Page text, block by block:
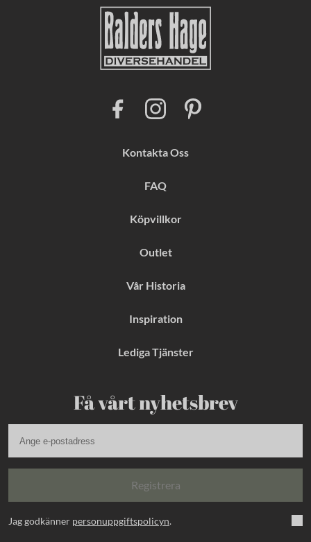
Kontakta Oss
FAQ
Köpvillkor
Outlet
Vår Historia
Inspiration
Lediga Tjänster
Få vårt nyhetsbrev
Registrera
Jag godkänner personuppgiftspolicyn.
b
o
I
n
g
a
m